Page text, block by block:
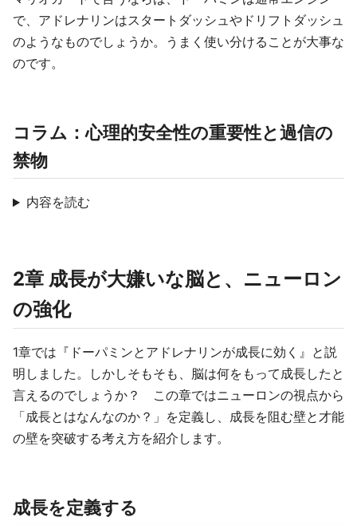
で、アドレナリンはスタートダッシュやドリフトダッシュ
のようなものでしょうか。うまく使い分けることが大事な
のです。
コラム：心理的安全性の重要性と過信の
禁物
内容を読む
2章 成長が大嫌いな脳と、ニューロン
の強化
1章では『ドーパミンとアドレナリンが成長に効く』と説
明しました。しかしそもそも、脳は何をもって成長したと
言えるのでしょうか？ この章ではニューロンの視点から
「成長とはなんなのか？」を定義し、成長を阻む壁と才能
の壁を突破する考え方を紹介します。
成長を定義する